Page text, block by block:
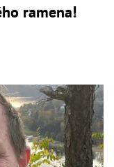
ramena!